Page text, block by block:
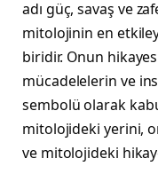
adı güç, savaş ve
mitolojinin en
biridir. Onun
mücadelelerin ve
sembolü olarak
mitolojideki yerini,
ve mitolojideki